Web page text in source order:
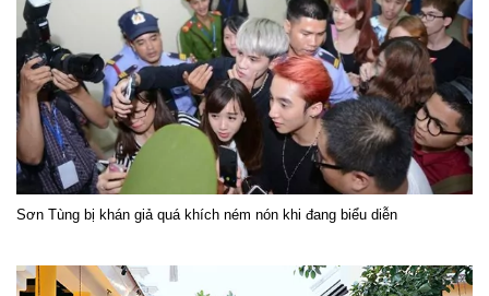
Sơn Tùng bị khán giả quá khích ném nón khi đang biểu diễn